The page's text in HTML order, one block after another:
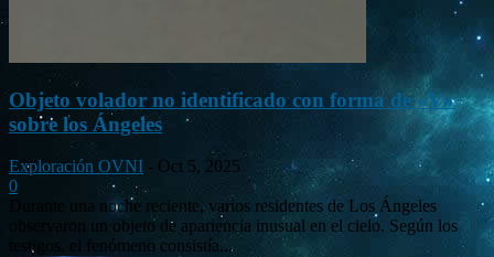
Objeto volador no identificado con forma de «V»
sobre los Ángeles
Exploración OVNI - Oct 5, 2025
0
Durante una noche reciente, varios residentes de Los Ángeles
observaron un objeto de apariencia inusual en el cielo. Según los
testigos, el fenómeno consistía...